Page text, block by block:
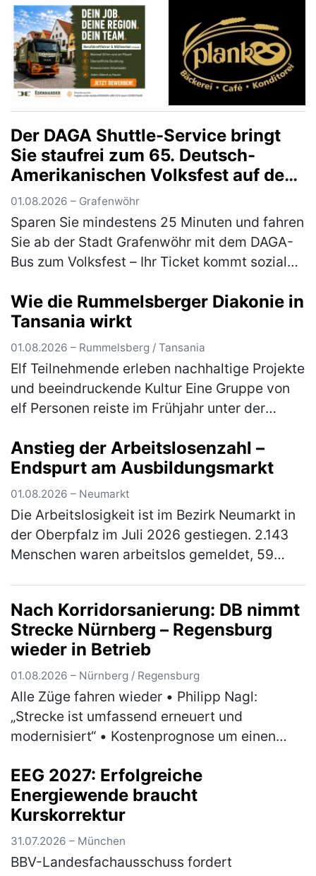
Der DAGA Shuttle-Service bringt
Sie staufrei zum 65. Deutsch-
Amerikanischen Volksfest auf den
Truppenübungsplatz
01.08.2026 – Grafenwöhr
Sparen Sie mindestens 25 Minuten und fahren
Sie ab der Stadt Grafenwöhr mit dem DAGA-
Bus zum Volksfest – Ihr Ticket kommt sozialen
Deutsch-Amerikanische Gemei…(mehr)
Wie die Rummelsberger Diakonie in
Tansania wirkt
01.08.2026 – Rummelsberg / Tansania
Elf Teilnehmende erleben nachhaltige Projekte
und beeindruckende Kultur Eine Gruppe von
elf Personen reiste im Frühjahr unter der
Günter Neidhardt nach Tansan…(mehr)
Anstieg der Arbeitslosenzahl –
Endspurt am Ausbildungsmarkt
01.08.2026 – Neumarkt
Die Arbeitslosigkeit ist im Bezirk Neumarkt in
der Oberpfalz im Juli 2026 gestiegen. 2.143
Menschen waren arbeitslos gemeldet, 59
Nach Korridorsanierung: DB nimmt
Strecke Nürnberg – Regensburg
wieder in Betrieb
01.08.2026 – Nürnberg / Regensburg
Alle Züge fahren wieder • Philipp Nagl:
„Strecke ist umfassend erneuert und
modernisiert“ • Kostenprognose um einen
Positive Bilanz zu Umleiterkonzept und Ers…
(mehr)
EEG 2027: Erfolgreiche
Energiewende braucht
Kurskorrektur
31.07.2026 – München
BBV-Landesfachausschuss fordert